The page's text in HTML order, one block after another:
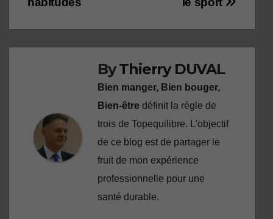
l’article
ByThierry DUVAL
Bien manger, Bien bouger,
Bien-être définit la règle de
trois de Topequilibre. L'objectif
de ce blog est de partager le
fruit de mon expérience
professionnelle pour une
santé durable.